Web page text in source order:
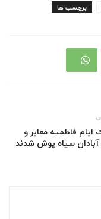
برچسب ها
ایام فاطمیه معابر و
آبادان سیاه پوش شدند